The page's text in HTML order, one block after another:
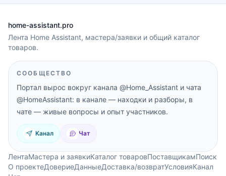
home-assistant.pro
Лента Home Assistant, мастера/заявки и общий каталог
товаров.
СООБЩЕСТВО
Портал вырос вокруг канала @Home_Assistant и чата
@HomeAssistant: в канале — находки и разборы, в
чате — живые вопросы и опыт участников.
Канал Чат
ЛентаМастера и заявкиКаталог товаровПоставщикамПоиск
О проектеДовериеДанныеДоставка/возвратУсловияКанал